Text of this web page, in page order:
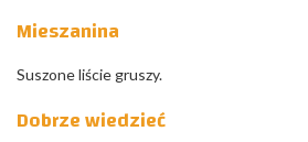
Mieszanina
Suszone liście gruszy.
Dobrze wiedzieć